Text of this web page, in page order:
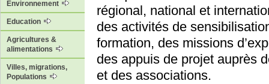
Environnement
Education
Agricultures &
alimentations
Villes, migrations,
Populations
régional, national et
des activités de
formation, des missions
des appuis de projet auprès
et des associations.